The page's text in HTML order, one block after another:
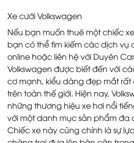
Xe cưới Volkswagen
Nếu bạn muốn thuê một chiếc
bạn có thể tìm kiếm các dịch vụ
online hoặc liên hệ với Duyên
Volkswagen được biết đến với
cơ mạnh, kiểu dáng đẹp mắt
trên toàn thế giới. Hiện nay,
những thương hiệu xe hơi nổi
với một danh mục sản phẩm đa
Chiếc xe này cũng chính là sự